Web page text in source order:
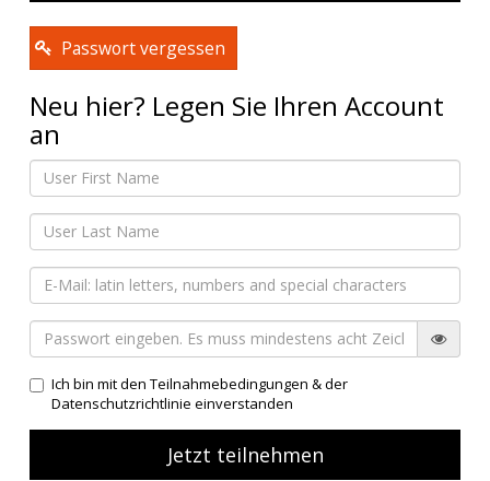
Passwort vergessen
Neu hier? Legen Sie Ihren Account
an
Ich bin mitden Teilnahmebedingungen &der
Datenschutzrichtlinie einverstanden